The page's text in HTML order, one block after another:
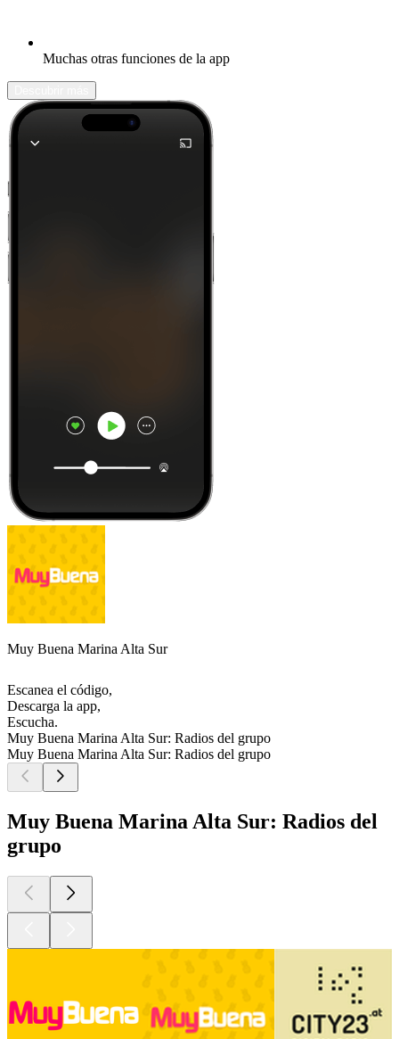
Muchas otras funciones de la app
Muy Buena Marina Alta Sur
Escanea el código,
Descarga la app,
Escucha.
Muy Buena Marina Alta Sur: Radios del grupo
Muy Buena Marina Alta Sur: Radios del grupo
Muy Buena Marina Alta Sur: Radios del
grupo